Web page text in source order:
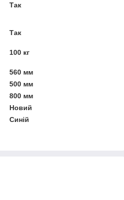
Так
Так
100 кг
560 мм
500 мм
800 мм
Новий
Синій